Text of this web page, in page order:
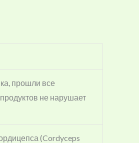
прошли все
не нарушает
(Cordyceps